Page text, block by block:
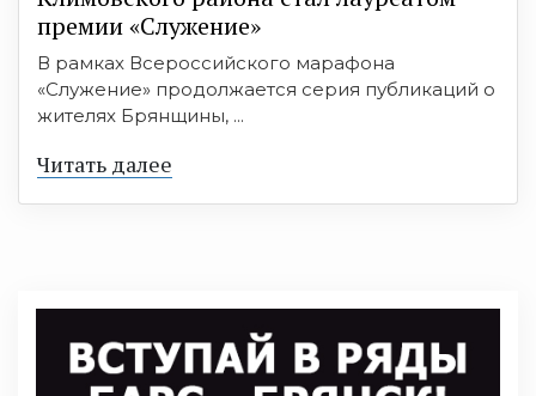
премии «Служение»
В рамках Всероссийского марафона
«Служение» продолжается серия публикаций о
жителях Брянщины, ...
Читать далее